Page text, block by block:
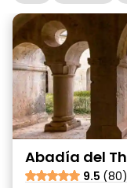
Abadía del
9.5 (80)